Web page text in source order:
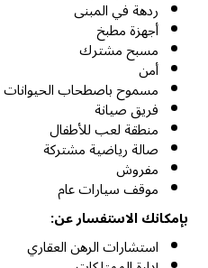
ردهة في المبنى
أجهزة مطبخ
مسبح مشترك
أمن
مسموح باصطحاب الحيوانات
فريق صيانة
منطقة لعب للأطفال
صالة رياضية مشتركة
مفروش
موقف سيارات عام
بإمكانك الاستفسار عن:
استشارات الرهن العقاري